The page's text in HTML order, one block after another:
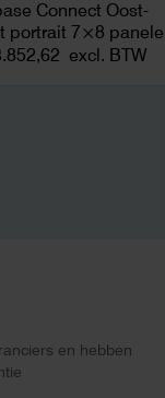
Connect Oost-
portrait 7×8
excl. BTW
en hebben